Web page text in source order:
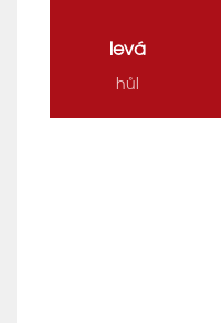
levá
hůl